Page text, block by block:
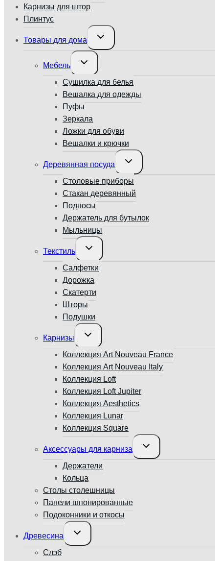
Карнизы для штор
Плинтус
Товары для дома
Переключить
дочернее
Мебель
Переключить
дочернее
Сушилка для белья
Вешалка для одежды
Пуфы
Зеркала
Ложки для обуви
Вешалки и крючки
Деревянная посуда
Переключить
дочернее
Столовые приборы
Стакан деревянный
Подносы
Держатель для бутылок
Мыльницы
Текстиль
Переключить
дочернее
Салфетки
Дорожка
Скатерти
Шторы
Подушки
Карнизы
Переключить
дочернее
Коллекция Art Nouveau France
Коллекция Art Nouveau Italy
Коллекция Loft
Коллекция Loft Jupiter
Коллекция Aesthetics
Коллекция Lunar
Коллекция Square
Аксессуары для карниза
Переключить
дочернее
Держатели
Кольца
Столы столешницы
Панели шпонированные
Подоконники и откосы
Древесина
Переключить
дочернее
Слэб